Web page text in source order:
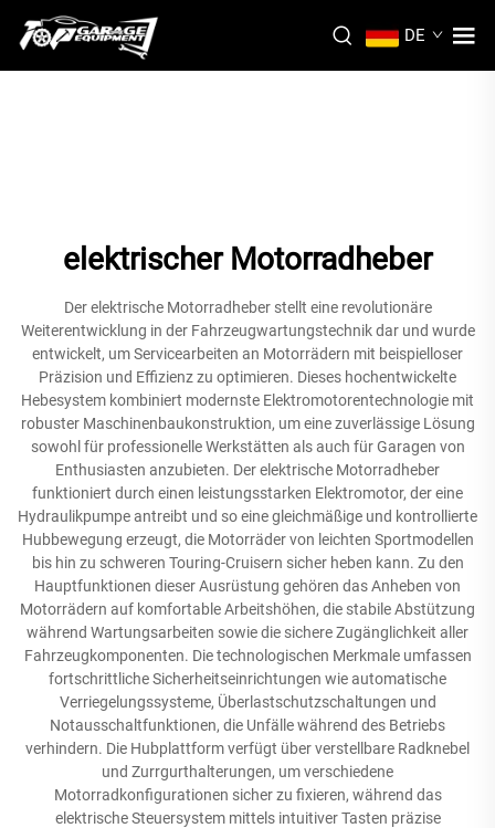
DE
elektrischer Motorradheber
Der elektrische Motorradheber stellt eine revolutionäre
Weiterentwicklung in der Fahrzeugwartungstechnik dar und wurde
entwickelt, um Servicearbeiten an Motorrädern mit beispielloser
Präzision und Effizienz zu optimieren. Dieses hochentwickelte
Hebesystem kombiniert modernste Elektromotorentechnologie mit
robuster Maschinenbaukonstruktion, um eine zuverlässige Lösung
sowohl für professionelle Werkstätten als auch für Garagen von
Enthusiasten anzubieten. Der elektrische Motorradheber
funktioniert durch einen leistungsstarken Elektromotor, der eine
Hydraulikpumpe antreibt und so eine gleichmäßige und kontrollierte
Hubbewegung erzeugt, die Motorräder von leichten Sportmodellen
bis hin zu schweren Touring-Cruisern sicher heben kann. Zu den
Hauptfunktionen dieser Ausrüstung gehören das Anheben von
Motorrädern auf komfortable Arbeitshöhen, die stabile Abstützung
während Wartungsarbeiten sowie die sichere Zugänglichkeit aller
Fahrzeugkomponenten. Die technologischen Merkmale umfassen
fortschrittliche Sicherheitseinrichtungen wie automatische
Verriegelungssysteme, Überlastschutzschaltungen und
Notausschaltfunktionen, die Unfälle während des Betriebs
verhindern. Die Hubplattform verfügt über verstellbare Radknebel
und Zurrgurthalterungen, um verschiedene
Motorradkonfigurationen sicher zu fixieren, während das
elektrische Steuersystem mittels intuitiver Tasten präzise